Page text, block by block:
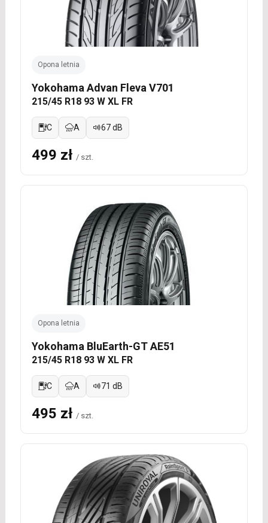
Opona letnia
Yokohama Advan Fleva V701
215/45 R18 93 W XL FR
C A 67 dB
499 zł / szt.
Opona letnia
Yokohama BluEarth-GT AE51
215/45 R18 93 W XL FR
C A 71 dB
495 zł / szt.